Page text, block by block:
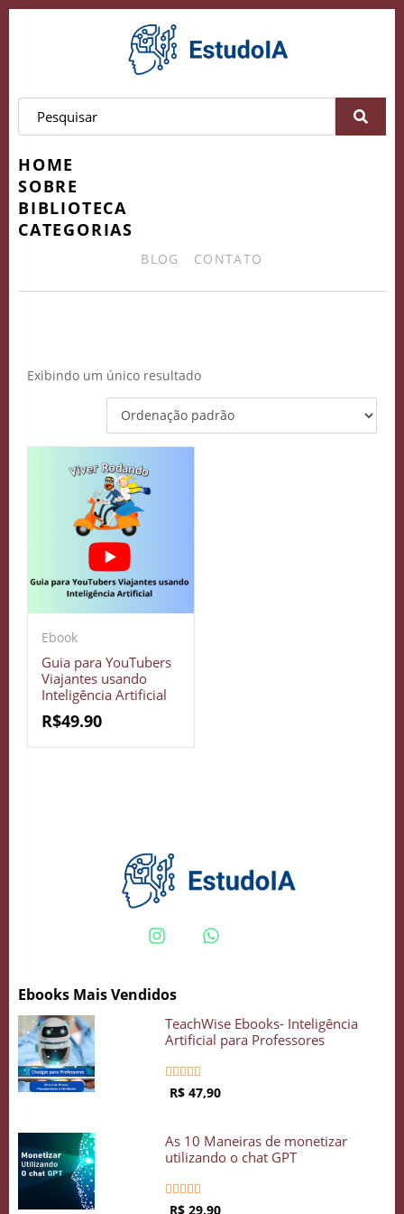
HOME
SOBRE
BIBLIOTECA
CATEGORIAS
BLOG CONTATO
Exibindo um único resultado
Ebook
Guia para YouTubers
Viajantes usando
Inteligência Artificial
R$49.90
Ebooks Mais Vendidos
TeachWise Ebooks- Inteligência
Artificial para Professores
    
R$ 47,90
As 10 Maneiras de monetizar
utilizando o chat GPT
    
R$ 29,90
Crie seu Avatar com Inteligência Artificial
Vidgenie